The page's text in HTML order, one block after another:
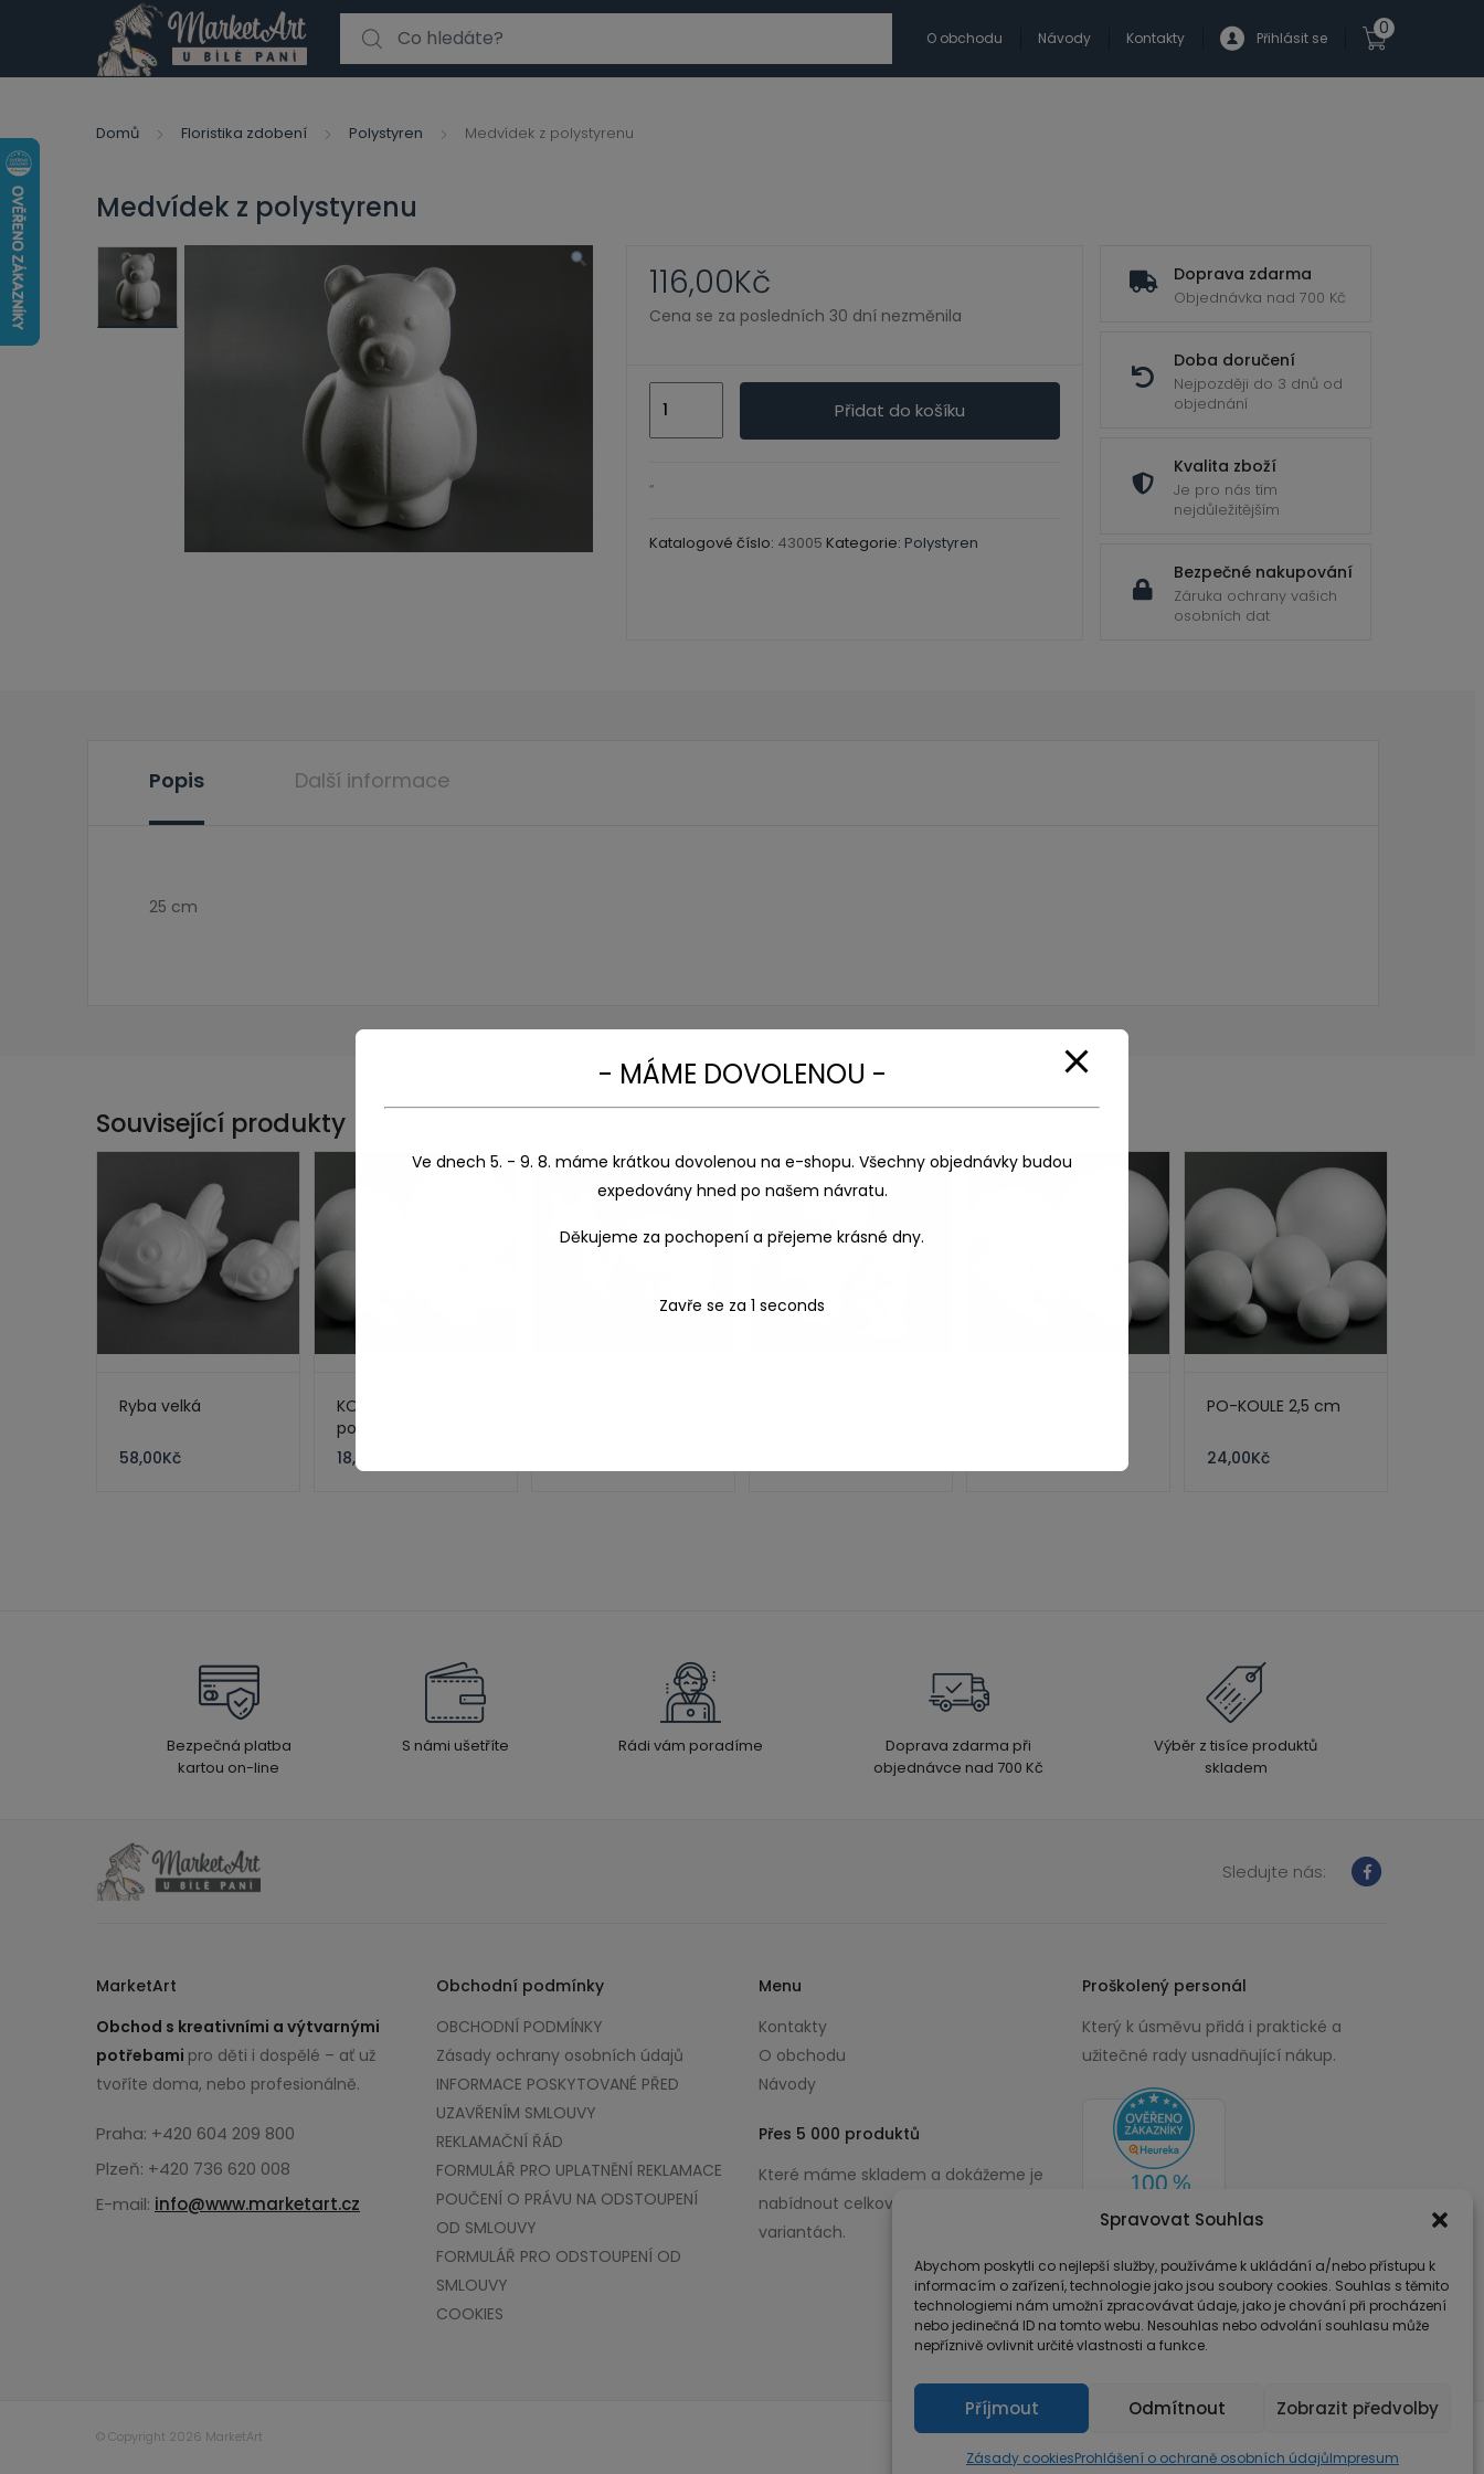
Spravovat Souhlas
Abychom poskytli co nejlepší služby, používáme k ukládání a/nebo přístupu k
informacím o zařízení, technologie jako jsou soubory cookies. Souhlas s těmito
technologiemi nám umožní zpracovávat údaje, jako je chování při procházení
nebo jedinečná ID na tomto webu. Nesouhlas nebo odvolání souhlasu může
nepříznivě ovlivnit určité vlastnosti a funkce.
Příjmout Odmítnout Zobrazit předvolby
Zásady cookiesProhlášení o ochraně osobních údajůImpresum
Search for:
O obchodu Návody Kontakty Přihlásit se 0
Domů Floristika zdobení Polystyren Medvídek z polystyrenu
Medvídek z polystyrenu
Doprava zdarma
Objednávka nad 700 Kč
Doba doručení
Nejpozději do 3 dnů od
objednání
Kvalita zboží
Je pro nás tím
nejdůležitějším
Bezpečné nakupování
Záruka ochrany vašich
osobních dat
116,00Kč
Cena se za posledních 30 dní nezměnila
množství
Přidat do košíku
“
Katalogové číslo: 43005 Kategorie: Polystyren
Popis Další informace
25 cm
Související produkty
Ryba velká
58,00Kč
KOULE 10 cm
polystyren
18,00
PO-KOULE 2,5 cm
24,00Kč
Bezpečná platba
kartou on-line
S námi ušetříte Rádi vám poradíme
Doprava zdarma při
objednávce nad 700 Kč
Výběr z tisíce produktů
skladem
Sledujte nás:
MarketArt
Obchod s kreativními a výtvarnými
potřebami pro děti i dospělé – ať už
tvoříte doma, nebo profesionálně.
Praha: +420 604 209 800
Plzeň: +420 736 620 008
E-mail: info@www.marketart.cz
Obchodní podmínky
OBCHODNÍ PODMÍNKY
Zásady ochrany osobních údajů
INFORMACE POSKYTOVANÉ PŘED
UZAVŘENÍM SMLOUVY
REKLAMAČNÍ ŘÁD
FORMULÁŘ PRO UPLATNĚNÍ REKLAMACE
POUČENÍ O PRÁVU NA ODSTOUPENÍ
OD SMLOUVY
FORMULÁŘ PRO ODSTOUPENÍ OD
SMLOUVY
COOKIES
Menu
Kontakty
O obchodu
Návody
Přes 5 000 produktů
Které máme skladem a dokážeme je
nabídnout celkově až v 100 000
variantách.
Proškolený personál
Který k úsměvu přidá i praktické a
užitečné rady usnadňující nákup.
© Copyright 2026 MarketArt
modal-check
- MÁME DOVOLENOU -
Ve dnech 5. - 9. 8. máme krátkou dovolenou na e-shopu. Všechny objednávky budou
expedovány hned po našem návratu.
Děkujeme za pochopení a přejeme krásné dny.
Zavře se za 1 seconds